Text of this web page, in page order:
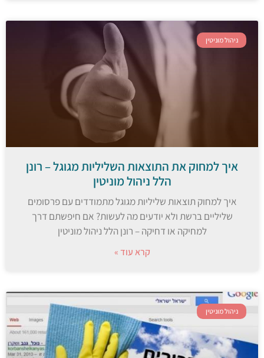
ניהול מוניטין
איך למחוק את התוצאות השליליות מגוגל – רונן
הלל ניהול מוניטין
איך למחוק תוצאות שליליות מגוגל מתמודדים עם פרסומים
שליליים ברשת ולא יודעים מה לעשות? אם חיפשתם דרך
למחיקה או דחיקה – רונן הלל ניהול מוניטין
קרא עוד »
ניהול מוניטין